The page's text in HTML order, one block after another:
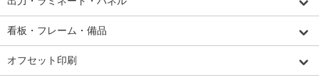
看板・フレーム・備品
オフセット印刷